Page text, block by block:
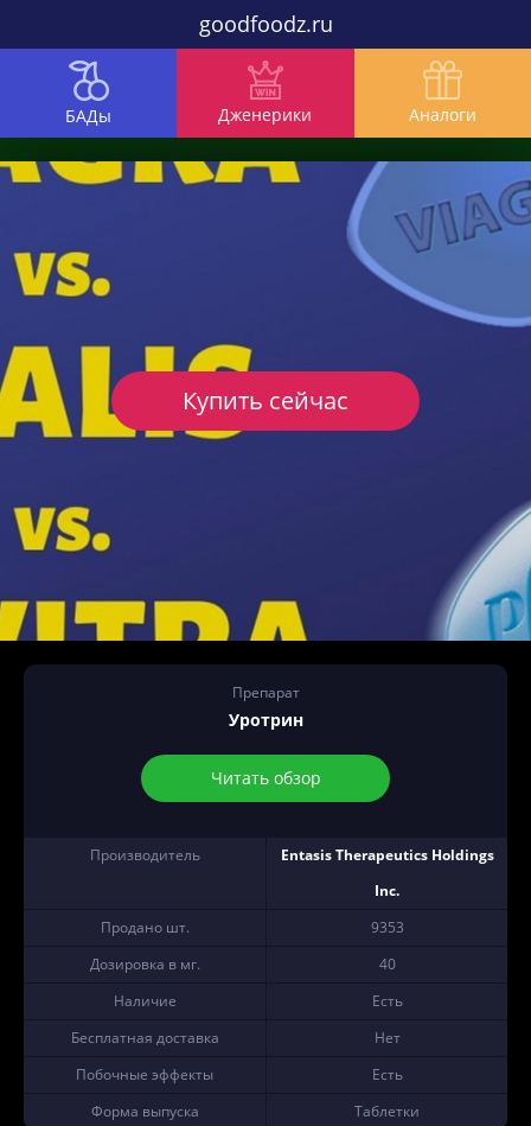
goodfoodz.ru
БАДы Дженерики Аналоги
Препарат
Уротрин
Читать обзор
Производитель
Entasis Therapeutics Holdings
Inc.
Продано шт.
9353
Дозировка в мг.
40
Наличие
Есть
Бесплатная доставка
Нет
Побочные эффекты
Есть
Форма выпуска
Таблетки
Купить сейчас